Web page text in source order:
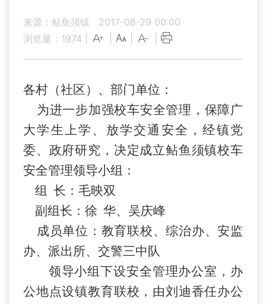
来源：鲇鱼须镇
2017-08-29 00:00
浏览量： 1974
各村（社区）、部门单位：
为进一步加强校车安全管理，保障广
大学生上学、放学交通安全，经镇党
委、政府研究，决定成立鲇鱼须镇校车
安全管理领导小组：
组 长：毛映双
副 组长：徐 华、吴庆峰
成员单位：教育联校、综治办、安监
办、派出所、交警三中队
领导小组下设安全管理办公室，办
公地点设镇教育联校，由刘迪香任办公